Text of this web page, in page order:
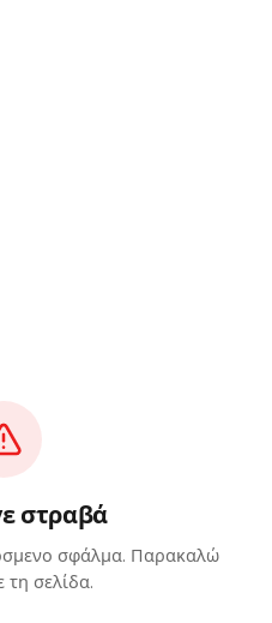
στραβά
σφάλμα. Παρακαλώ
τη σελίδα.